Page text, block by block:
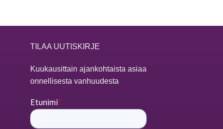
TILAA UUTISKIRJE
Kuukausittain ajankohtaista asiaa
onnellisesta vanhuudesta